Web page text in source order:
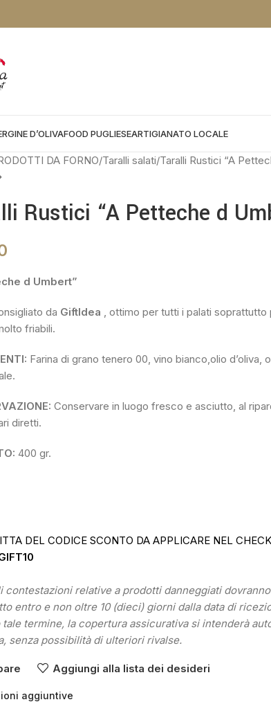
D’OLIVAFOOD PUGLIESEARTIGIANATO LOCALE
DA FORNO Taralli salati Taralli Rustici “A
Rustici “A Petteche d
d Umbert”
da GiftIdea , ottimo per tutti i palati soprattutto
friabili.
Farina di grano tenero 00, vino bianco,olio d’oliva,
Conservare in luogo fresco e asciutto, al
diretti.
400 gr.
DEL CODICE SCONTO DA APPLICARE NEL
contestazioni relative a prodotti danneggiati
entro e non oltre 10 (dieci) giorni dalla data di
termine, la copertura assicurativa si intenderà
senza possibilità di ulteriori rivalse.
Aggiungi alla lista dei desideri
aggiuntive